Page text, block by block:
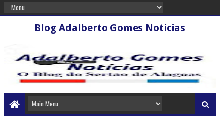
Blog Adalberto Gomes Notícias